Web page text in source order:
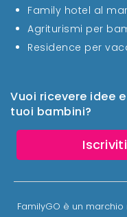
Vuoi ricevere idee
tuoi bambini?
Family hotel al
Agriturismi per
Residence per
FamilyGO è un